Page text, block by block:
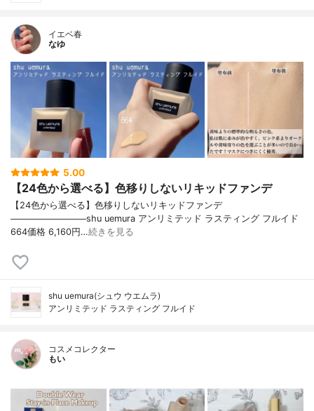
イエベ春
なゆ
5.00
【24色から選べる】色移りしないリキッドファンデ
【24色から選べる】色移りしないリキッドファンデ
────────────shu uemura アンリミテッド ラスティング フルイド
664価格 6,160円…続きを見る
shu uemura(シュウ ウエムラ)
アンリミテッド ラスティング フルイド
コスメコレクター
もい